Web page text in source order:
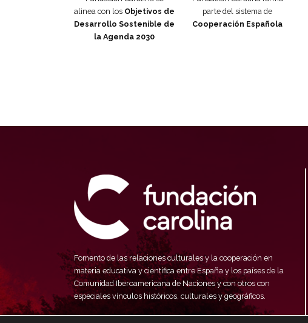
alinea con los Objetivos de
Desarrollo Sostenible de
la Agenda 2030
parte del sistema de
Cooperación Española
Fomento de las relaciones culturales y la cooperación en
materia educativa y científica entre España y los países de la
Comunidad Iberoamericana de Naciones y con otros con
especiales vínculos históricos, culturales y geográficos.